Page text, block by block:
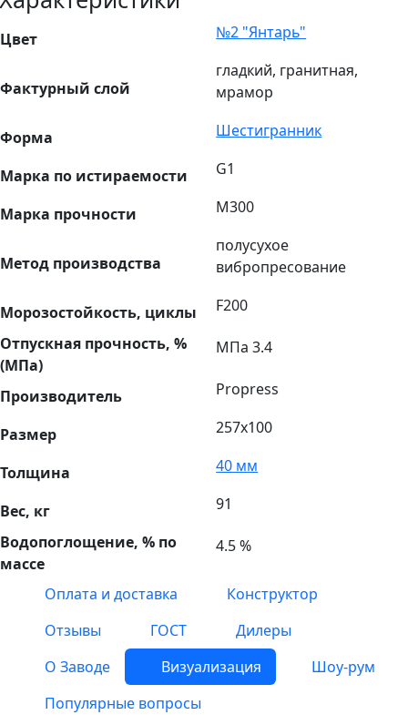
Цвет №2 "Янтарь"
Фактурный слой
гладкий, гранитная,
мрамор
Форма Шестигранник
Марка по истираемости G1
Марка прочности М300
Метод производства
полусухое
вибропресование
Морозостойкость, циклы
F200
Отпускная прочность, %
(МПа)
МПа 3.4
Производитель Propress
Размер 257х100
Толщина 40 мм
Вес, кг
91
Водопоглощение, % по
массе
4.5 %
Оплата и доставка
Конструктор
Отзывы
ГОСТ
Дилеры
О Заводе
Визуализация
Шоу-рум
Популярные вопросы